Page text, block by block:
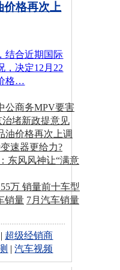
价格再次上
结合近期国际
，决定12月22
格…
公商务MPV要害
治堵新政提意见
油价格再次上调
速器更给力?
东风风神让“满意
万 销量前十车型
销量 7月汽车销量
| 超级经销商
|汽车视频